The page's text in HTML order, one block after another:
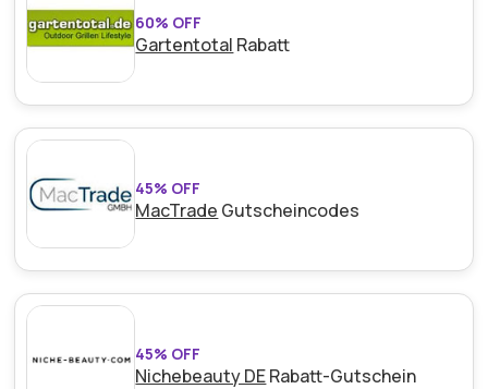
60% OFF
Gartentotal Rabatt
45% OFF
MacTrade Gutscheincodes
45% OFF
Nichebeauty DERabatt-Gutschein